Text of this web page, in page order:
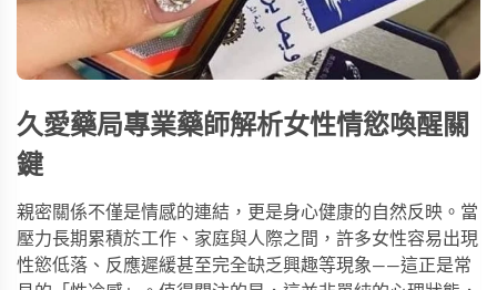
久愛藥局專業藥師解析女性情慾喚醒關
鍵
親密關係不僅是情感的連結，更是身心健康的自然反映。當
壓力長期累積於工作、家庭與人際之間，許多女性容易出現
性慾低落、反應遲緩甚至完全缺乏興趣等現象——這正是常